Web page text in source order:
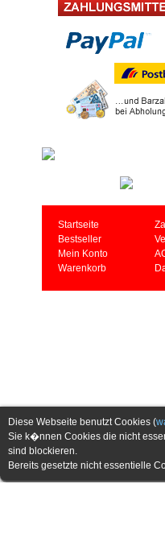
Diese Webseite benutzt Cookies (
Sie k�nnen Cookies die nicht
sind blockieren.
Bereits gesetzte nicht essentielle
Startseite
Bestseller
Mein Konto
Warenkorb